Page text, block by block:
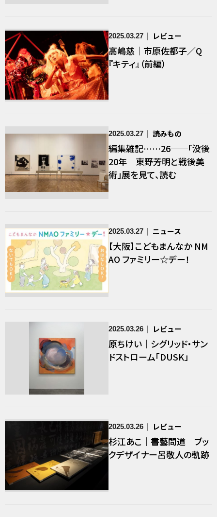
2025.03.27 レビュー
高嶋慈｜市原佐都子／Q
『キティ』（前編）
2025.03.27 読みもの
編集雑記……26──「没後
20年 東野芳明と戦後美
術」展を見て、読む
2025.03.27 ニュース
【大阪】こどもまんなか NM
AO ファミリー☆デー！
2025.03.26 レビュー
原ちけい｜シグリッド・サン
ドストローム「DUSK」
2025.03.26 レビュー
杉江あこ｜書藝問道 ブッ
クデザイナー呂敬人の軌跡